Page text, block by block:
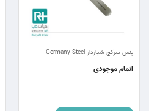
پنس سرکج شیاردار Germany Steel
اتمام موجودی